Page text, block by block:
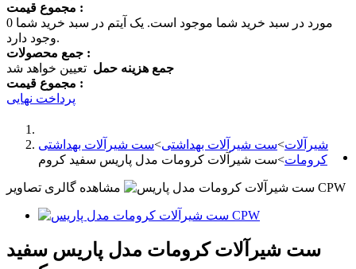
مجموع قیمت :
0
مورد در سبد خرید شما موجود است. یک آیتم در سبد خرید شما
وجود دارد.
جمع محصولات :
جمع هزینه حمل تعیین خواهد شد
مجموع قیمت :
پرداخت نهایی
شیرآلات>ست شیرآلات بهداشتی>ست شیرآلات بهداشتی
کرومات>ست شیرآلات کرومات مدل پاریس سفید کروم
مشاهده گالری تصاویر
ست شیرآلات کرومات مدل پاریس سفید